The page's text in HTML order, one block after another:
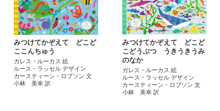
みつけてかぞえて どこど
ここんちゅう
ガレス・ルーカス 絵
ルース・ラッセル デザイン
カースティーン・ロブソン 文
小林 美幸 訳
みつけてかぞえて どこど
こどうぶつ うきうきうみ
のなか
ガレス・ルーカス 絵
ルース・ラッセル デザイン
カースティーン・ロブソン 文
小林 美幸 訳